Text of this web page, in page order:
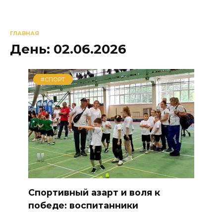
ГЛАВНАЯ
День: 02.06.2026
#СПОРТ
Спортивный азарт и воля к
победе: воспитанники